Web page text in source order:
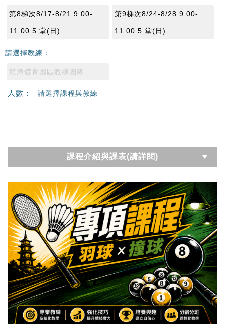
第8梯次8/17-8/21 9:00-
11:00 5 堂(日)
第9梯次8/24-8/28 9:00-
11:00 5 堂(日)
請選擇教練：
龍潭體育園區教練團隊
人數： 請選擇課程與教練
課程介紹與課表(請詳閱)